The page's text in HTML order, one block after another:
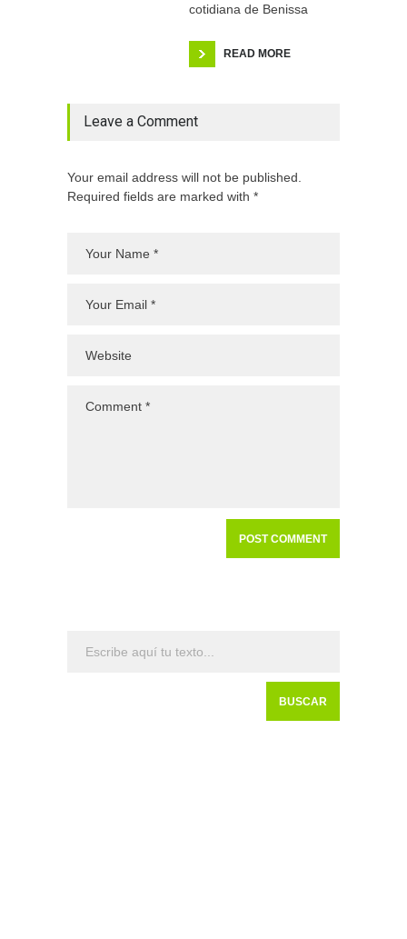
cotidiana de Benissa
READ MORE
Leave a Comment
Your email address will not be published.
Required fields are marked with *